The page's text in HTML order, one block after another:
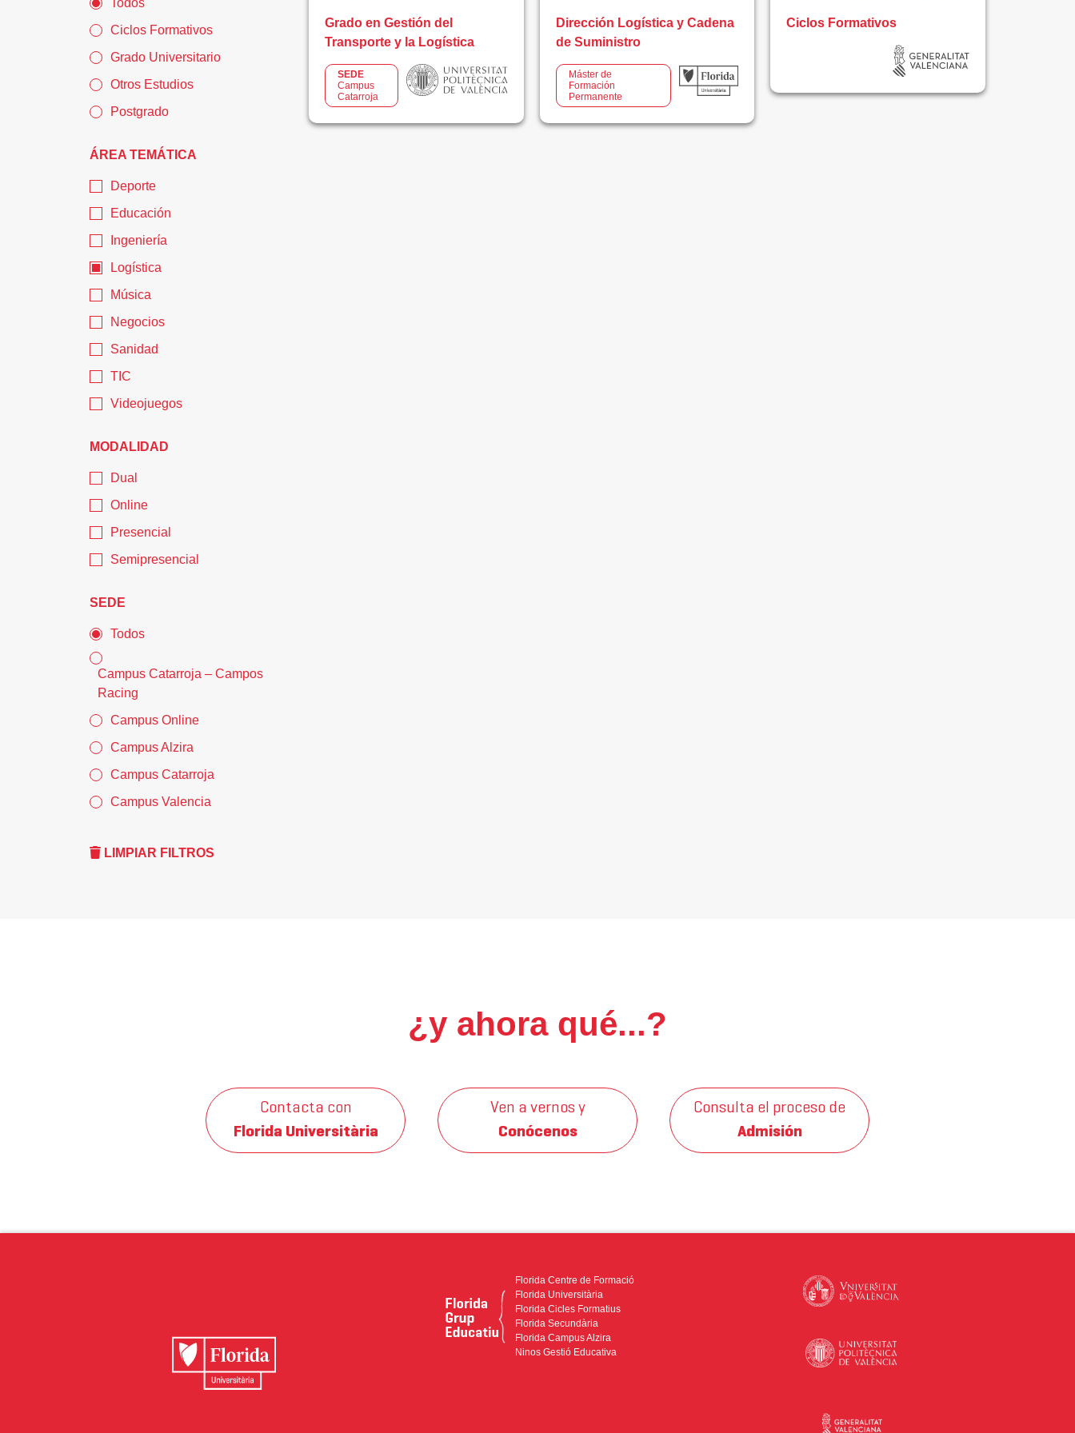
Todos
Ciclos Formativos
Grado Universitario
Otros Estudios
Postgrado
ÁREA TEMÁTICA
Deporte
Educación
Ingeniería
Logística
Música
Negocios
Sanidad
TIC
Videojuegos
MODALIDAD
Dual
Online
Presencial
Semipresencial
SEDE
Todos
Campus Catarroja – Campos
Racing
Campus Online
Campus Alzira
Campus Catarroja
Campus Valencia
LIMPIAR FILTROS
Grado en Gestión del
Transporte y la Logística
SEDE
Campus
Catarroja
Dirección Logística y Cadena
de Suministro
Máster de
Formación
Permanente
Ciclos Formativos
¿y ahora qué...?
Contacta con
Florida Universitària
Ven a vernos y
Conócenos
Consulta el proceso de
Admisión
Florida Centre de Formació
Florida Universitària
Florida Cicles Formatius
Florida Secundària
Florida Campus Alzira
Ninos Gestió Educativa